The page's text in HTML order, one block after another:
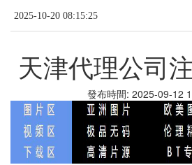
2025-10-20 08:15:25
天津代理公司
發布時間: 2025-09-12